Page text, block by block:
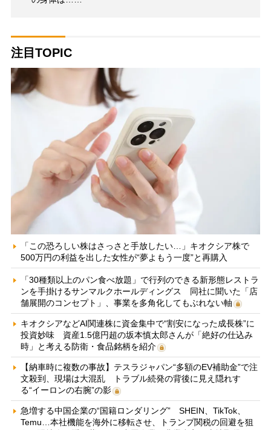
注目TOPIC
「この恐ろしい株はさっさと手放したい…」キオクシア株で
500万円の利益を出した女性が“夢よもう一度”と再購入
「30種類以上のパン食べ放題」で行列のできる新形態レストラ
ンを手掛けるサンマルクホールディングス 同社に聞いた「店
舗展開のコンセプト」、事業を多角化してもぶれない軸
キオクシアなどAI関連株に資金集中で“割安になった成長株”に
投資妙味 資産1.5億円超の坂本慎太郎さんが「絶好の仕込み
時」と考える防衛・食品銘柄を紹介
【納車時に複数の事故】テスラジャパン“多額のEV補助金”で注
文殺到、現場は大混乱 トラブル続発の背後に見え隠れす
る“イーロンの右腕”の影
急増する中国企業の“国籍ロンダリング” SHEIN、TikTok、
Temu…本社機能を海外に移転させ、トランプ関税の回避を狙